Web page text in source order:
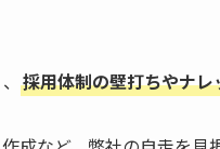
採用体制の壁打ちやナ